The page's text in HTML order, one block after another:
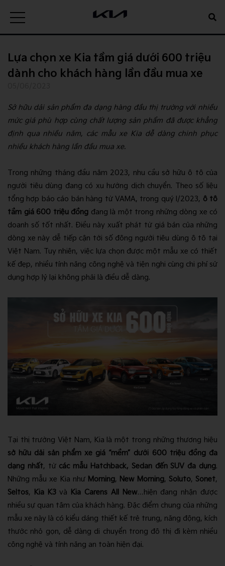
Lựa chọn xe Kia tầm giá dưới 600 triệu
dành cho khách hàng lần đầu mua xe
Sở hữu dải sản phẩm đa dạng hàng đầu thị trường với nhiều
mức giá phù hợp cùng chất lượng sản phẩm đã được khẳng
định qua nhiều năm, các mẫu xe Kia dễ dàng chinh phục
nhiều khách hàng lần đầu mua xe.
Trong những tháng đầu năm 2023, nhu cầu sở hữu ô tô của
người tiêu dùng đang có xu hướng dịch chuyển. Theo số liệu
tổng hợp báo cáo bán hàng từ VAMA, trong quý I/2023, ô tô
tầm giá 600 triệu đồng đang là một trong những dòng xe có
doanh số tốt nhất. Điều này xuất phát từ giá bán của những
dòng xe này dễ tiếp cận tới số đông người tiêu dùng ô tô tại
Việt Nam. Tuy nhiên, việc lựa chọn được một mẫu xe có thiết
kế đẹp, nhiều tính năng công nghệ và tiện nghi cùng chi phí sử
dụng hợp lý lại không phải là điều dễ dàng.
Tại thị trường Việt Nam, Kia là một trong những thương hiệu
sở hữu dải sản phẩm xe giá “mềm” dưới 600 triệu đồng đa
dạng nhất, từ các mẫu Hatchback, Sedan đến SUV đa dụng.
Những mẫu xe Kia như Morning, New Morning, Soluto, Sonet,
Seltos, Kia K3và Kia Carens All New…hiện đang nhận được
nhiều sự quan tâm của khách hàng. Đặc điểm chung của những
mẫu xe này là có kiểu dáng thiết kế trẻ trung, năng động, kích
thước nhỏ gọn, dễ dàng di chuyển trong đô thị đi kèm nhiều
công nghệ và tính năng an toàn hiện đại.